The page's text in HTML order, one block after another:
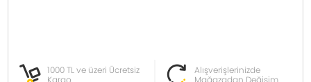
1000 TL ve üzeri Ücretsiz
Kargo
Alışverişlerinizde
Mağazadan Değişim